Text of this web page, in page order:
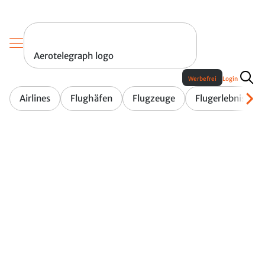
Aerotelegraph logo
Airlines Flughäfen Flugzeuge Flugerlebnis
Werbefrei Login